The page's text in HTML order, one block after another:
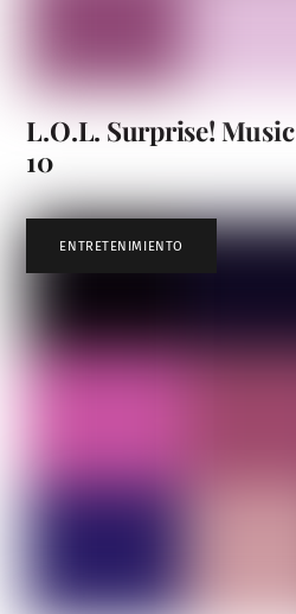
L.O.L. Surprise!
10
ENTRETENIMIENTO